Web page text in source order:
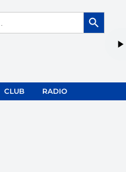
Botón de
CLUB RADIO